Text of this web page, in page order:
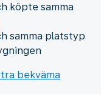
köpte samma
samma platstyp
bekväma